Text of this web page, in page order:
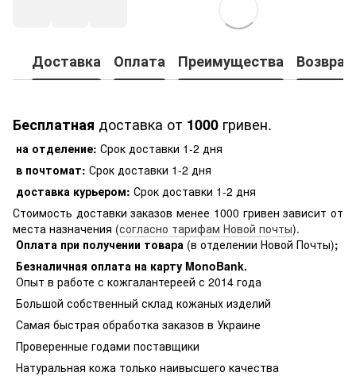
Доставка Оплата Преимущества Возврат
Бесплатная доставка от 1000 гривен.
на отделение: Срок доставки 1-2 дня
в почтомат: Срок доставки 1-2 дня
доставка курьером: Срок доставки 1-2 дня
Стоимость доставки заказов менее 1000 гривен зависит от
места назначения (согласно тарифам Новой почты).
Оплата при получении товара (в отделении Новой Почты);
Безналичная оплата на карту MonoBank.
Опыт в работе с кожгалантереей с 2014 года
Большой собственный склад кожаных изделий
Самая быстрая обработка заказов в Украине
Проверенные годами поставщики
Натуральная кожа только наивысшего качества